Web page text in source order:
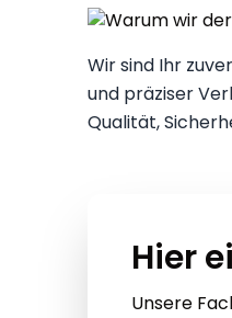
Wir sind Ihr
und präziser
Qualität,
Hier
Unsere